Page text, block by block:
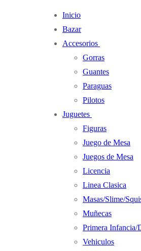
Inicio
Bazar
Accesorios
Gorras
Guantes
Paraguas
Pilotos
Juguetes
Figuras
Juego de Mesa
Juegos de Mesa
Licencia
Linea Clasica
Masas/Slime/
Muñecas
Primera Infancia/
Vehiculos